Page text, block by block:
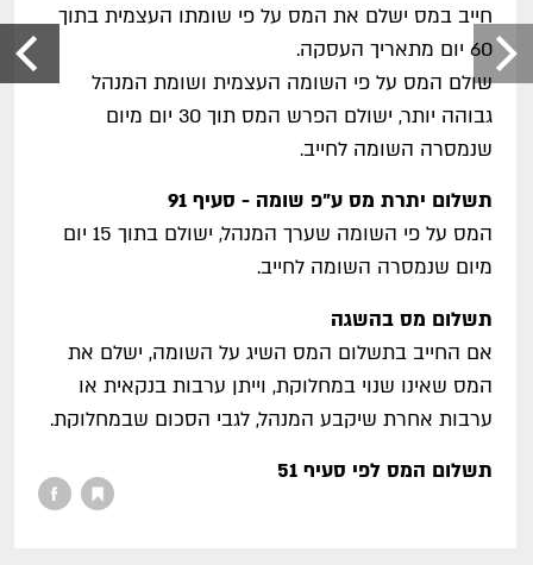
חייב במס ישלם את המס על פי שומתו העצמית בתוך
60 יום מתאריך העסקה.
שולם המס על פי השומה העצמית ושומת המנהל
גבוהה יותר, ישולם הפרש המס תוך 30 יום מיום
שנמסרה השומה לחייב.
תשלום יתרת מס ע"פ שומה - סעיף 91
המס על פי השומה שערך המנהל, ישולם בתוך 15 יום
מיום שנמסרה השומה לחייב.
תשלום מס בהשגה
אם החייב בתשלום המס השיג על השומה, ישלם את
המס שאינו שנוי במחלוקת, וייתן ערבות בנקאית או
ערבות אחרת שיקבע המנהל, לגבי הסכום שבמחלוקת.
תשלום המס לפי סעיף 51
חובת תשלום המס תידחה לתאריך שבו יתקיים אחד